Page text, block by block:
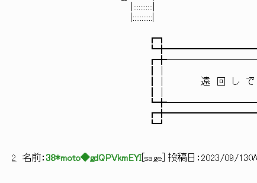
|:::::::::::| /: /: : : : : : :
|:::::::::::| ／: :ﾊ : : : : : : :
┏┓
┃｜ 遠 回 し で 、 大
┗┛
2 名前： 38*moto◆gdQPVkmEYI sage ] 投稿日： 2023/09/